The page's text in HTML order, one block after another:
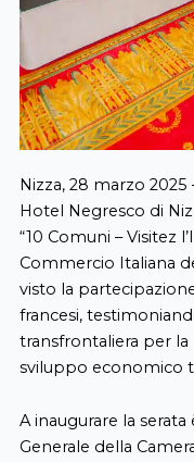
Nizza, 28 marzo 2025
Hotel Negresco di
“10 Comuni – Visitez
Commercio Italiana
visto la
francesi,
transfrontaliera per
sviluppo economico
A inaugurare la
Generale della